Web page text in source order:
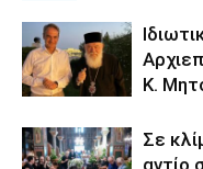
Κ.
Σε
αντίο